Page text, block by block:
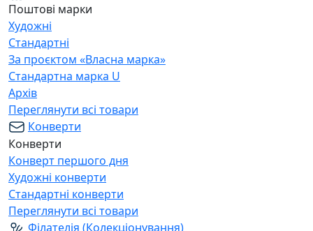
Поштові марки
Художні
Стандартні
За проєктом «Власна марка»
Стандартна марка U
Архів
Переглянути всі товари
Конверти
Конверти
Конверт першого дня
Художні конверти
Стандартні конверти
Переглянути всі товари
Філателія (Колекціонування)